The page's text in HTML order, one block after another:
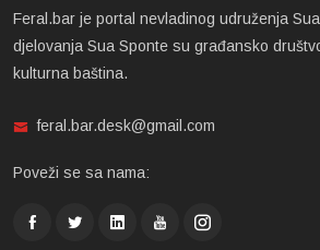
Feral.bar je portal nevladinog udruženja
djelovanja Sua Sponte su građansko
kulturna baština.
feral.bar.desk@gmail.com
Poveži se sa nama: